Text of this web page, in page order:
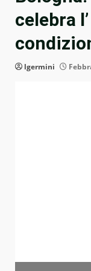
celebra
lgermini